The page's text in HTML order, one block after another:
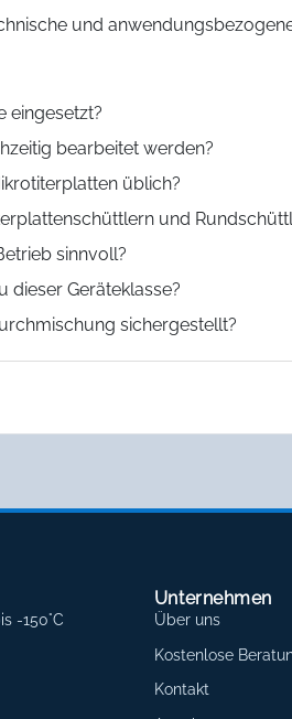
und
eingesetzt?
bearbeitet werden?
üblich?
und
sinnvoll?
dieser Geräteklasse?
sichergestellt?
-150°C
Unternehmen
Über uns
Kostenlose
Kontakt